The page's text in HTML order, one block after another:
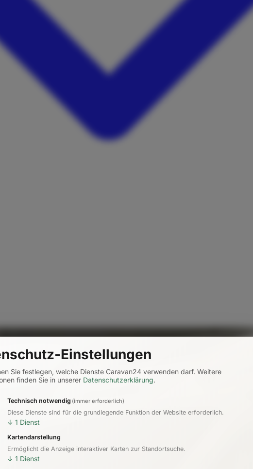
Einstellungen
Sie festlegen, welche Dienste Caravan24 verwenden darf. Weitere
finden Sie in unserer Datenschutzerklärung.
Technisch notwendig (immer erforderlich)
Diese Dienste sind für die grundlegende Funktion der Website erforderlich.
↓ 1 Dienst
Kartendarstellung
Ermöglicht die Anzeige interaktiver Karten zur Standortsuche.
↓ 1 Dienst